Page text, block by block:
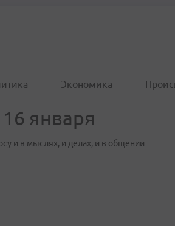
Экономика
января
и в мыслях, и делах, и в общении